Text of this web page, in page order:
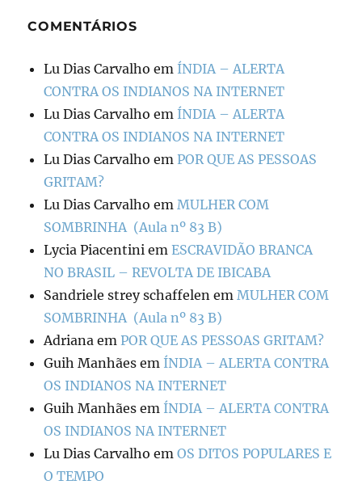
COMENTÁRIOS
Lu Dias Carvalho em ÍNDIA – ALERTA
CONTRA OS INDIANOS NA INTERNET
Lu Dias Carvalho em ÍNDIA – ALERTA
CONTRA OS INDIANOS NA INTERNET
Lu Dias Carvalho em POR QUE AS PESSOAS
GRITAM?
Lu Dias Carvalho em MULHER COM
SOMBRINHA (Aula nº 83 B)
Lycia Piacentini emESCRAVIDÃO BRANCA
NO BRASIL – REVOLTA DE IBICABA
Sandriele strey schaffelen em MULHER COM
SOMBRINHA (Aula nº 83 B)
Adriana em POR QUE AS PESSOAS GRITAM?
Guih Manhães em ÍNDIA – ALERTA CONTRA
OS INDIANOS NA INTERNET
Guih Manhães em ÍNDIA – ALERTA CONTRA
OS INDIANOS NA INTERNET
Lu Dias Carvalho emOS DITOS POPULARES E
O TEMPO